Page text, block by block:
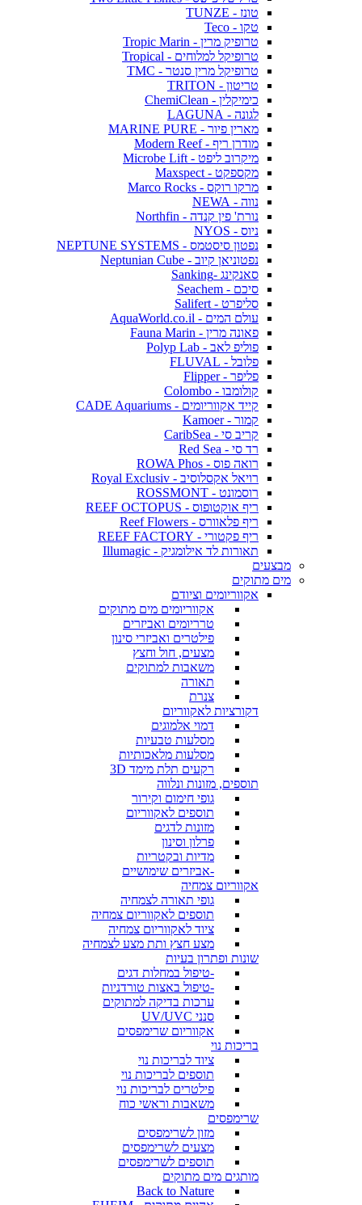
טונז - TUNZE
טקו - Teco
טרופיק מרין - Tropic Marin
טרופיקל למלוחים - Tropical
טרופיקל מרין סנטר - TMC
טריטון - TRITON
כימיקלין - ChemiClean
לגונה - LAGUNA
מארין פיור - MARINE PURE
מודרן ריף - Modern Reef
מיקרוב ליפט - Microbe Lift
מקספקט - Maxspect
מרקו רוקס - Marco Rocks
נווה - NEWA
נורת' פין קנדה - Northfin
ניוס - NYOS
נפטון סיסטמס - NEPTUNE SYSTEMS
נפטוניאן קיוב - Neptunian Cube
סאנקינג -Sanking
סיכם - Seachem
סליפרט - Salifert
עולם המים - AquaWorld.co.il
פאונה מרין - Fauna Marin
פוליפ לאב - Polyp Lab
פלובל - FLUVAL
פליפר - Flipper
קולומבו - Colombo
קייד אקווריומים - CADE Aquariums
קמור - Kamoer
קריב סי - CaribSea
רד סי - Red Sea
רואה פוס - ROWA Phos
רויאל אקסלוסיב - Royal Exclusiv
רוסמונט - ROSSMONT
ריף אוקטופוס - REEF OCTOPUS
ריף פלאוורס - Reef Flowers
ריף פקטורי - REEF FACTORY
תאורות לד אילומגיק - Illumagic
מבצעים
מים מתוקים
אקווריומים וציודם
אקווריומים מים מתוקים
טרריומים ואביזרים
פילטרים ואביזרי סינון
מצעים, חול וחצץ
משאבות למתוקים
תאורה
צנרת
דקורציות לאקווריום
דמוי אלמוגים
מסלעות טבעיות
מסלעות מלאכותיות
רקעים תלת מימד 3D
תוספים, מזונות ונלווה
גופי חימום וקירור
תוספים לאקווריום
מזונות לדגים
פרלון וסינון
מדיות ובקטריות
-אביזרים שימושיים
אקווריום צמחיה
גופי תאורה לצמחיה
תוספים לאקווריום צמחיה
ציוד לאקווריום צמחיה
מצע חצץ ותת מצע לצמחיה
שונות ופתרון בעיות
-טיפול במחלות דגים
-טיפול באצות טורדניות
ערכות בדיקה למתוקים
סנני UV/UVC
אקווריום שרימפסים
בריכות נוי
ציוד לבריכות נוי
תוספים לבריכות נוי
פילטרים לבריכות נוי
משאבות וראשי כוח
שרימפסים
מזון לשרימפסים
מצעים לשרימפסים
תוספים לשרימפסים
מותגים מים מתוקים
Back to Nature